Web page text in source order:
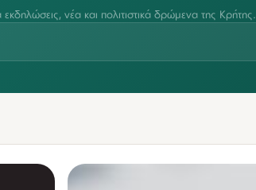
νέα και πολιτιστικά δρώμενα της Κρήτης.